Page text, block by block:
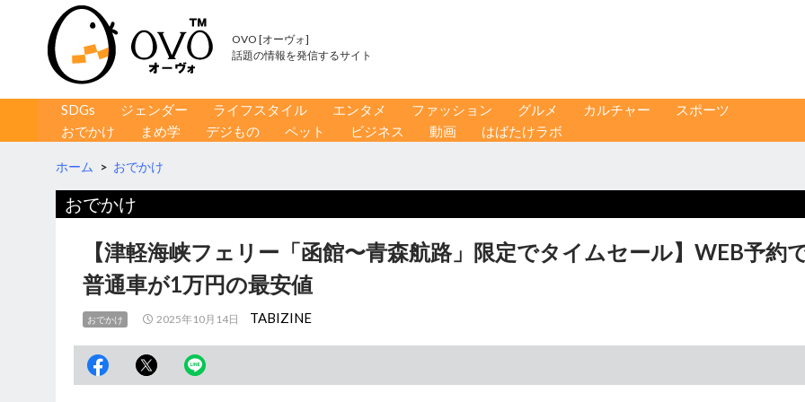
OVO [オーヴォ]
話題の情報を発信するサイト
コンテンツへ移動
SDGs ジェンダー ライフスタイル エンタメ ファッション グルメ カルチャー
スポーツ
おでかけ
まめ学 デジもの ペット ビジネス 動画 はばたけラボ
ホーム > おでかけ
おでかけ
【津軽海峡フェリー「函館〜青森航路」限定でタイムセール】WEB予約
普通車が1万円の最安値
おでかけ 2025年10月14日 TABIZINE